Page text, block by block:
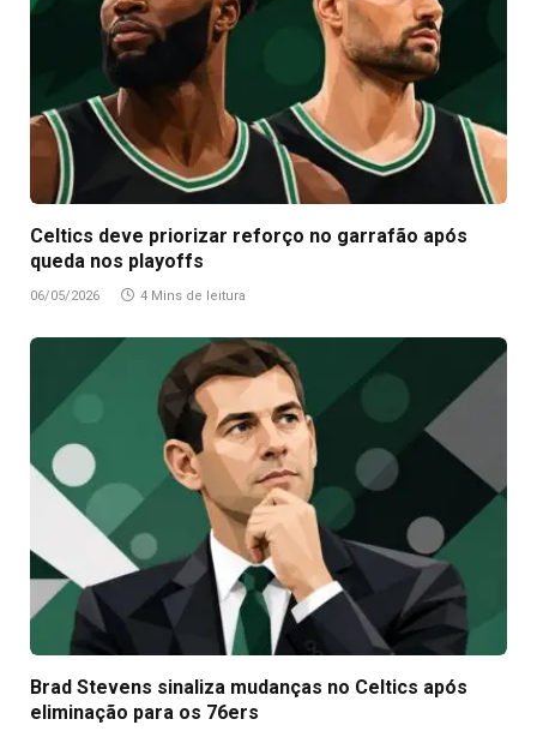
Celtics deve priorizar reforço no garrafão após
queda nos playoffs
06/05/2026 4 Mins de leitura
Brad Stevens sinaliza mudanças no Celtics após
eliminação para os 76ers